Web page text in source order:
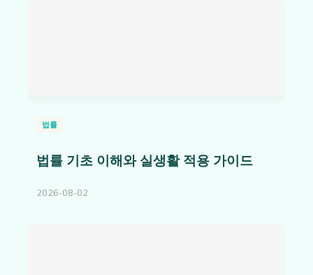
법률
법률 기초 이해와 실생활 적용 가이드
2026-08-02